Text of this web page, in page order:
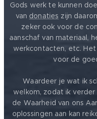
Gods werk te kunnen
van donaties zijn
zeker ook voor de
aanschaf van materiaal,
werkcontacten, etc.
voor de
Waardeer je wat ik
welkom, zodat ik
de Waarheid van ons
oplossingen aan kan